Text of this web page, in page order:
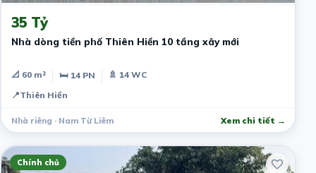
35 Tỷ
Nhà dòng tiền phố Thiên Hiền 10 tầng xây mới
📐 60 m² 🛏 14 PN
🚿 14 WC
📍Thiên Hiền
Nhà riêng · Nam Từ Liêm Xem chi tiết →
Chính chủ